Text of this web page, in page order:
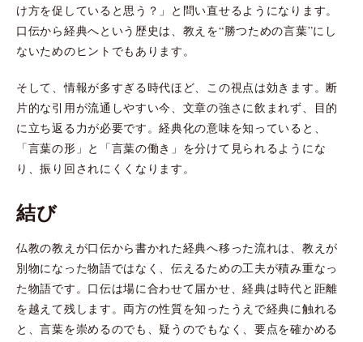
け方を促していると思う？」と問い直せるようになります。
口伝から経典へという歴史は、教えを“勝つための言葉”にし
ないためのヒントでもあります。
そして、情報が多すぎる時代ほど、この視点は効きます。断
片的な引用が流通しやすい今、文章の強さに飲まれず、目的
に立ち返る力が必要です。経典化の意味を知っていると、
「言葉の形」と「言葉の働き」を分けて見られるようにな
り、振り回されにくくなります。
結び
仏教の教えが口伝から書かれた経典へ移った流れは、教えが
別物になった物語ではなく、伝えるための工夫が積み重なっ
た物語です。口伝は場に合わせて届かせ、経典は時代と距離
を越えて残します。両方の性質を知ったうえで経典に触れる
と、言葉を崇めるのでも、疑うのでもなく、要点を確かめる